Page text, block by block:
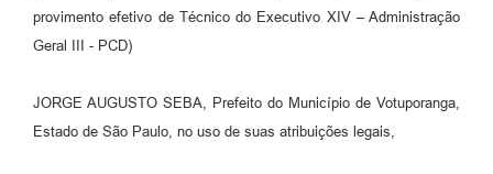
Transparência
Audiências Públicas
Editais
Links
provimento efetivo de Técnico do Executivo XIV – Administração
Geral III - PCD)
JORGE AUGUSTO SEBA, Prefeito do Município de Votuporanga,
Estado de São Paulo, no uso de suas atribuições legais,